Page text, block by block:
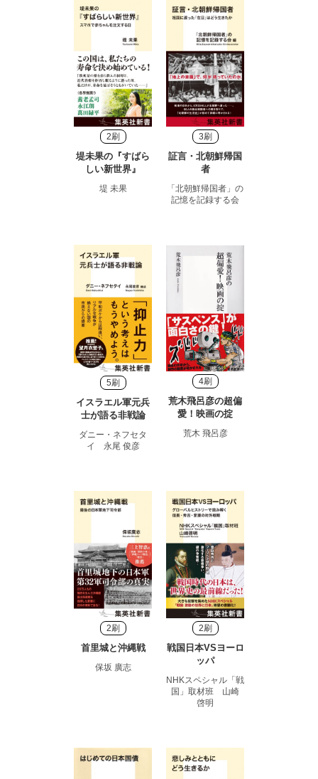
2刷
堤未果の『すばら
しい新世界』
堤 未果
3刷
証言・北朝鮮帰国
者
「北朝鮮帰国者」の
記憶を記録する会
5刷
イスラエル軍元兵
士が語る非戦論
ダニー・ネフセタ
イ 永尾 俊彦
4刷
荒木飛呂彦の超偏
愛！映画の掟
荒木 飛呂彦
2刷
首里城と沖縄戦
保坂 廣志
2刷
戦国日本VSヨーロ
ッパ
NHKスペシャル「戦
国」取材班 山崎
啓明